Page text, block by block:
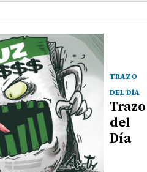
TRAZO
DEL DÍA
Trazo
del
Día